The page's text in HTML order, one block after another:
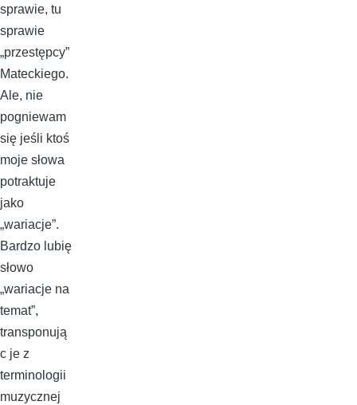
sprawie, tu
sprawie
„przestępcy”
Mateckiego.
Ale, nie
pogniewam
się jeśli ktoś
moje słowa
potraktuje
jako
„wariacje”.
Bardzo lubię
słowo
„wariacje na
temat”,
transponują
c je z
terminologii
muzycznej